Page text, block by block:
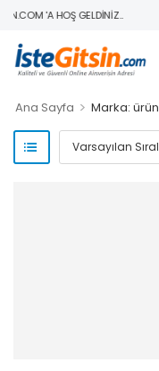
'A HOŞ GELDINIZ..
Ana Sayfa > Marka: ürün